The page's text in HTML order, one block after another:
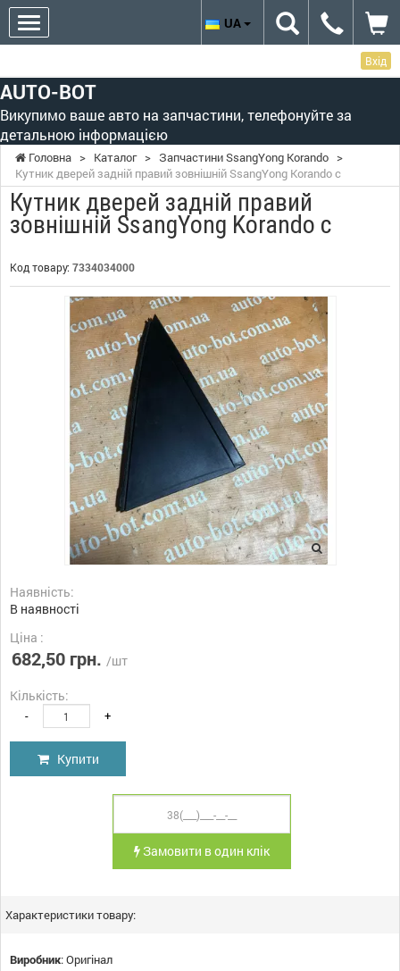
Вхід
AUTO-BOT
Викупимо ваше авто на запчастини, телефонуйте за
детальною інформацією
UA
Головна > Каталог > Запчастини SsangYong Korando >
Кутник дверей задній правий зовнішній SsangYong Korando c
Кутник дверей задній правий
зовнішній SsangYong Korando c
Код товару: 7334034000
Наявність:
В наявності
Ціна :
682,50 грн. /шт
Кількість:
- +
Купити
Замовити в один клік
Характеристики товару:
Виробник:Оригінал